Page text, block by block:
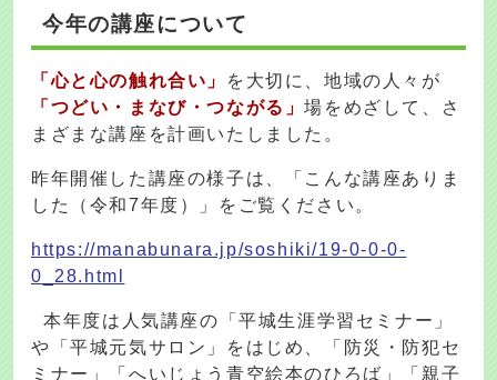
今年の講座について
「心と心の触れ合い」
を大切に、地域の人々が
「つどい・まなび・つながる」場をめざして、さ
まざまな講座を計画いたしました。
昨年開催した講座の様子は、「こんな講座ありま
した（令和7年度）」をご覧ください。
https://manabunara.jp/soshiki/19-0-0-0-
0_28.html
本年度は人気講座の「平城生涯学習セミナー」
や「平城元気サロン」をはじめ、「防災・防犯セ
ミナー」「へいじょう青空絵本のひろば」「親子